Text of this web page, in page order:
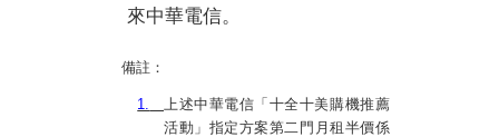
來中華電信。
備註：
1.
上述中華電信「十全十美購機推薦
活動」指定方案第二門月租半價係